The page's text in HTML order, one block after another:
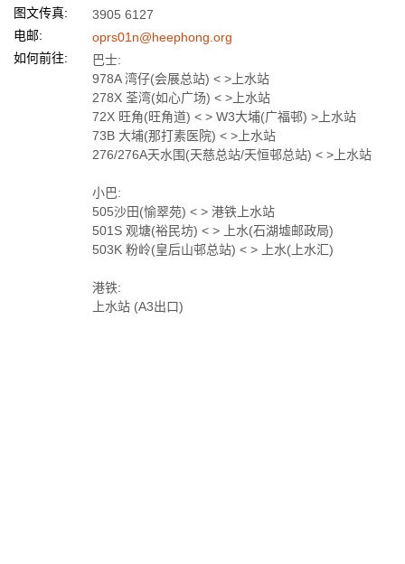
图文传真:
3905 6127
电邮:
oprs01n@heephong.org
如何前往:
巴士:
978A 湾仔(会展总站) < >上水站
278X 荃湾(如心广场) < >上水站
72X 旺角(旺角道) < > W3大埔(广福邨) >上水站
73B 大埔(那打素医院) < >上水站
276/276A天水围(天慈总站/天恒邨总站) < >上水站
小巴:
505沙田(愉翠苑) < > 港铁上水站
501S 观塘(裕民坊) < > 上水(石湖墟邮政局)
503K 粉岭(皇后山邨总站) < > 上水(上水汇)
港铁:
上水站 (A3出口)